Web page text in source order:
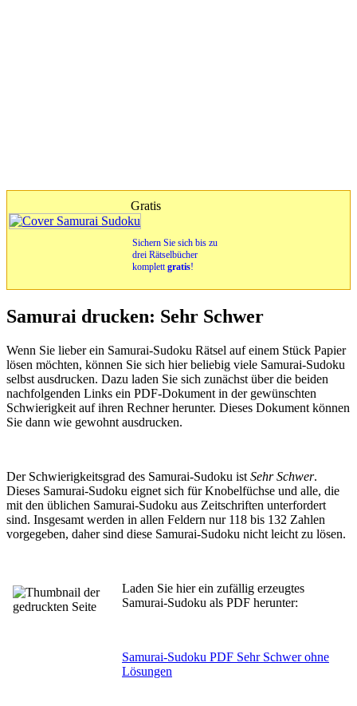
Gratis
Sichern Sie sich bis zu
drei Rätselbücher
komplettgratis!
Samurai drucken: Sehr Schwer
Wenn Sie lieber ein Samurai-Sudoku Rätsel auf einem Stück Papier
lösen möchten, können Sie sich hier beliebig viele Samurai-Sudoku
selbst ausdrucken. Dazu laden Sie sich zunächst über die beiden
nachfolgenden Links ein PDF-Dokument in der gewünschten
Schwierigkeit auf ihren Rechner herunter. Dieses Dokument können
Sie dann wie gewohnt ausdrucken.
Der Schwierigkeitsgrad des Samurai-Sudoku ist Sehr Schwer.
Dieses Samurai-Sudoku eignet sich für Knobelfüchse und alle, die
mit den üblichen Samurai-Sudoku aus Zeitschriften unterfordert
sind. Insgesamt werden in allen Feldern nur 118 bis 132 Zahlen
vorgegeben, daher sind diese Samurai-Sudoku nicht leicht zu lösen.
Laden Sie hier ein zufällig erzeugtes
Samurai-Sudoku als PDF herunter:
Samurai-Sudoku PDF Sehr Schwer ohne
Lösungen